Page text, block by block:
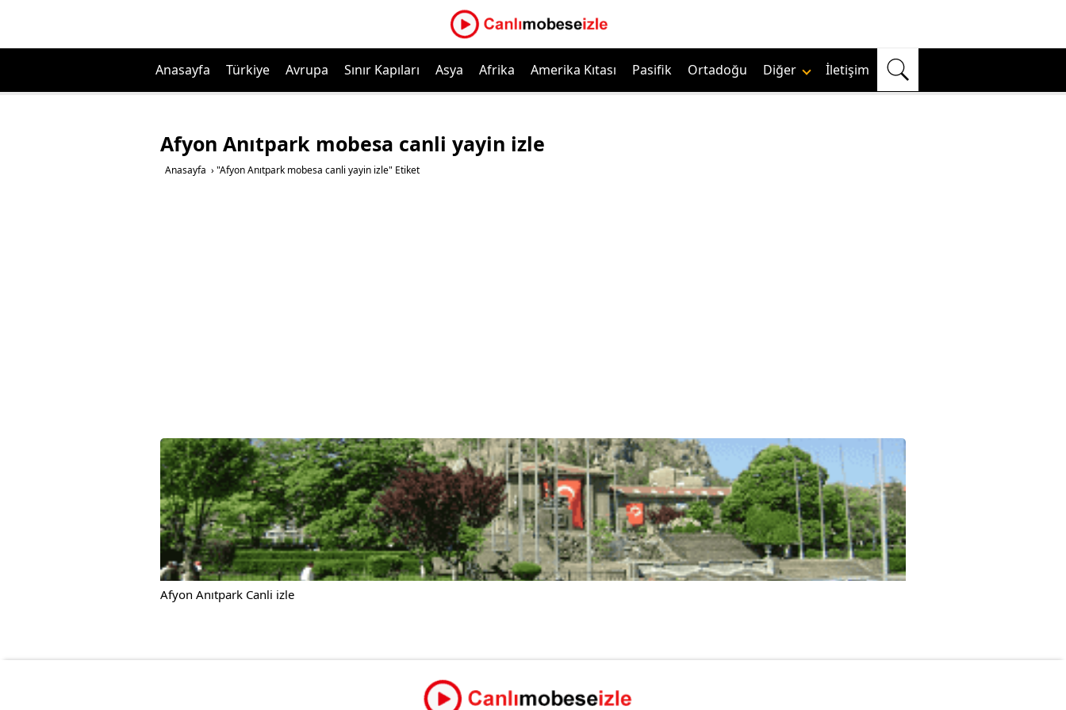
Anasayfa Türkiye Avrupa Sınır Kapıları Asya Afrika Amerika Kıtası Pasifik Ortadoğu Diğer İletişim
Afyon Anıtpark mobesa canli yayin izle
Anasayfa › "Afyon Anıtpark mobesa canli yayin izle" Etiket
Afyon Anıtpark Canli izle